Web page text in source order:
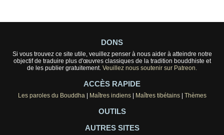
DONS
Si vous trouvez ce site utile, veuillez penser à nous aider à atteindre notre
objectif de traduire plus d'œuvres classiques de la tradition bouddhiste et
de les publier gratuitement. Veuillez nous soutenir sur Patreon.
ACCÈS RAPIDE
Les paroles du Bouddha| Maîtres indiens| Maîtres tibétains| Thèmes
OUTILS
AUTRES SITES